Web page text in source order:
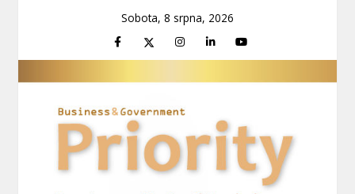
Sobota, 8 srpna, 2026